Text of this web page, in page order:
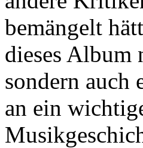
bemängelt
dieses Album
sondern auch
an ein